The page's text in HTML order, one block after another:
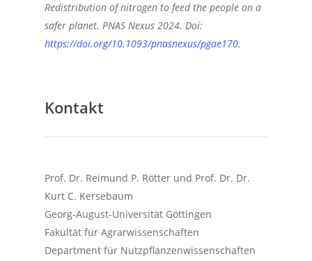
Redistribution of nitrogen to feed the people on a
safer planet.PNAS Nexus 2024. Doi:
https://doi.org/10.1093/pnasnexus/pgae170.
Kontakt
Prof. Dr. Reimund P. Rötter und Prof. Dr. Dr.
Kurt C. Kersebaum
Georg-August-Universität Göttingen
Fakultät für Agrarwissenschaften
Department für Nutzpflanzenwissenschaften